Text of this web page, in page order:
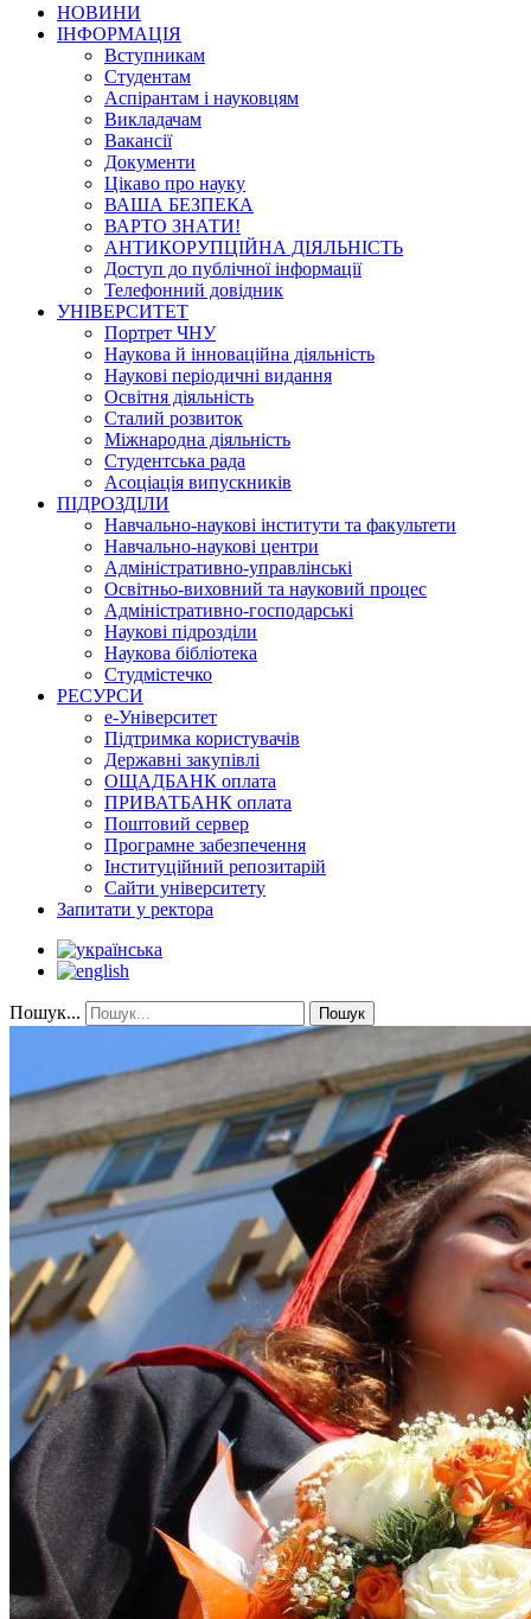
НОВИНИ
ІНФОРМАЦІЯ
Вступникам
Студентам
Аспірантам і науковцям
Викладачам
Вакансії
Документи
Цікаво про науку
ВАША БЕЗПЕКА
ВАРТО ЗНАТИ!
АНТИКОРУПЦІЙНА ДІЯЛЬНІСТЬ
Доступ до публічної інформації
Телефонний довідник
УНІВЕРСИТЕТ
Портрет ЧНУ
Наукова й інноваційна діяльність
Наукові періодичні видання
Освітня діяльність
Сталий розвиток
Міжнародна діяльність
Студентська рада
Асоціація випускників
ПІДРОЗДІЛИ
Навчально-наукові інститути та факультети
Навчально-наукові центри
Адміністративно-управлінські
Освітньо-виховний та науковий процес
Адміністративно-господарські
Наукові підрозділи
Наукова бібліотека
Студмістечко
РЕСУРСИ
е-Університет
Підтримка користувачів
Державні закупівлі
ОЩАДБАНК оплата
ПРИВАТБАНК оплата
Поштовий сервер
Програмне забезпечення
Інституційний репозитарій
Сайти університету
Запитати у ректора
Пошук... Пошук